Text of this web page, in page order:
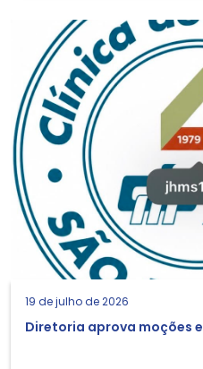
19 de julho de 2026
Diretoria aprova moções